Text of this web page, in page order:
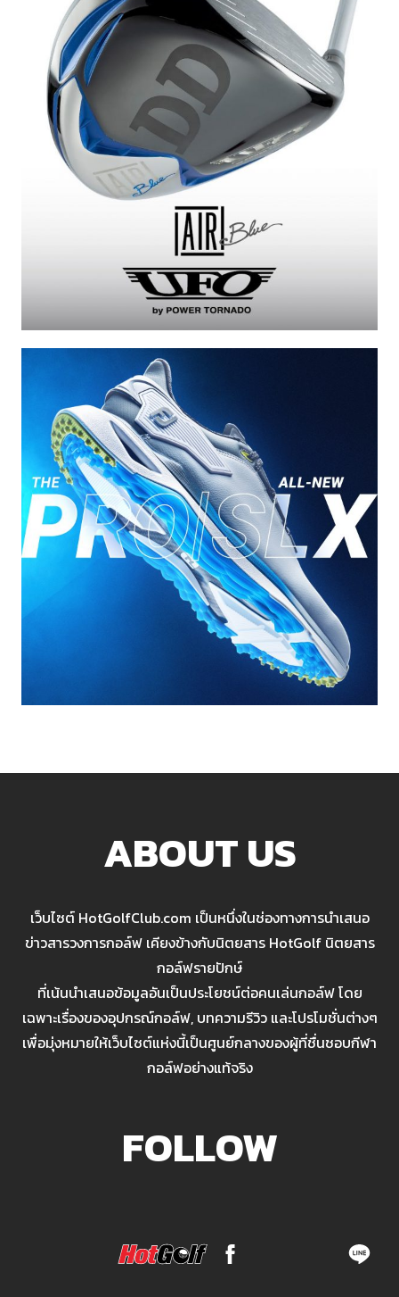
ABOUT US
เว็บไซต์ HotGolfClub.com เป็นหนึ่งในช่องทางการนำเสนอ
ข่าวสารวงการกอล์ฟ เคียงข้างกับนิตยสาร HotGolf นิตยสาร
กอล์ฟรายปักษ์
ที่เน้นนำเสนอข้อมูลอันเป็นประโยชน์ต่อคนเล่นกอล์ฟ โดย
เฉพาะเรื่องของอุปกรณ์กอล์ฟ, บทความรีวิว และโปรโมชั่นต่างๆ
เพื่อมุ่งหมายให้เว็บไซต์แห่งนี้เป็นศูนย์กลางของผู้ที่ชื่นชอบกีฬา
กอล์ฟอย่างแท้จริง
FOLLOW